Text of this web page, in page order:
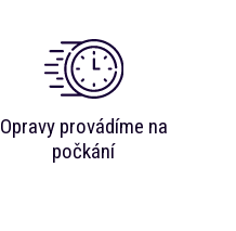
Opravy provádíme na
počkání